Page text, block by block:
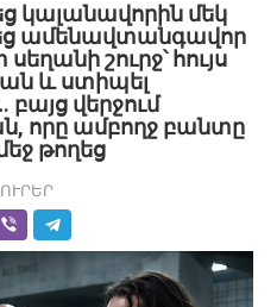
մեկ
ամենավտանգավոր
շուրջ՝ հույս
և ստիպել
բայց վերջում
որը ամբողջ բանտը
թողեց